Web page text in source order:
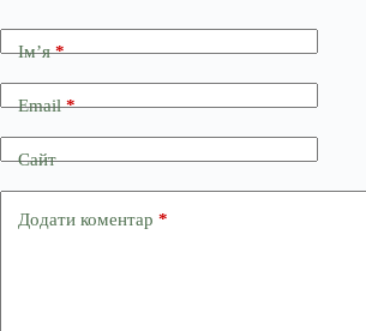
Ім’я*
Email*
Сайт
Додати коментар *